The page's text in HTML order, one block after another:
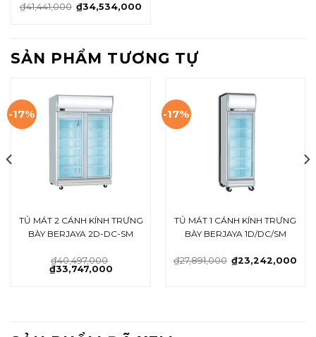
₫41,441,000 ₫34,534,000
SẢN PHẨM TƯƠNG TỰ
-17%
TỦ MÁT 2 CÁNH KÍNH TRƯNG
BÀY BERJAYA 2D-DC-SM
₫40,497,000
₫33,747,000
-17%
TỦ MÁT 1 CÁNH KÍNH TRƯNG
BÀY BERJAYA 1D/DC/SM
₫27,891,000 ₫23,242,000